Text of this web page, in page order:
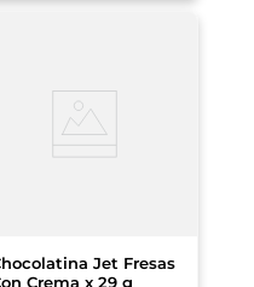
Jet Fresas
Crema x 29 g